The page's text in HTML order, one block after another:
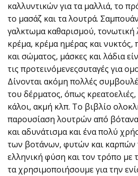
καλλυντικών για τα μαλλιά, το
το μασάζ και τα λουτρά.
γαλκτωμα καθαρισμού, τονωτική
κρέμα, κρέμα ημέρας και
και σώματος, μάσκες και λάδια
τις προτεινόμενεςσυταγές για
Δίνονται ακόμη πολλές
του δέρματος, όπως
κάλοι, ακμή κλπ. Το βιβλίο
παρουσίαση λουτρών από
και αδυνάτισμα και ένα πολύ
των βοτάνων, φυτών και καρπών
ελληνική φύση και τον τρόπο με
τα χρησιμοποιήσουμε για την